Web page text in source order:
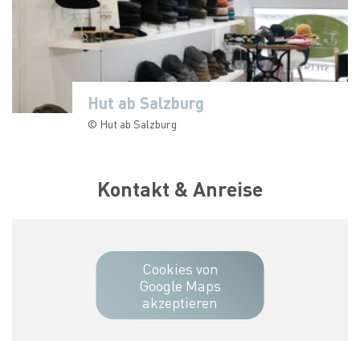
Hut ab Salzburg
© Hut ab Salzburg
Kontakt & Anreise
Cookies von
Google Maps
akzeptieren